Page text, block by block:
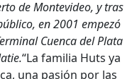
de Montevideo, y tras
en 2001 empezó
Cuenca del Plata
“La familia Huts ya
una pasión por las